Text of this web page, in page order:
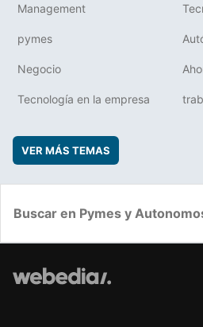
Management
pymes
Negocio
Tecnología en la empresa
VER MÁS TEMAS